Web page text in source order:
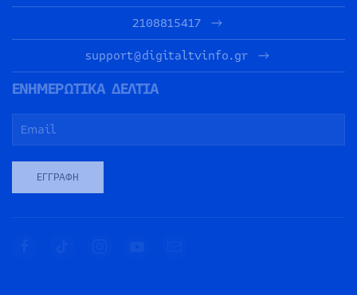
2108815417
support@digitaltvinfo.gr
ΕΝΗΜΕΡΩΤΙΚΑ ΔΕΛΤΙΑ
ΕΓΓΡΑΦΉ